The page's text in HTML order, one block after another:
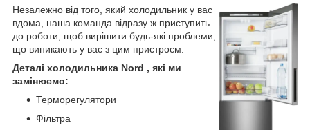
Незалежно від того, який холодильник у вас
вдома, наша команда відразу ж приступить
до роботи, щоб вирішити будь-які проблеми,
що виникають у вас з цим пристроєм.
Деталі холодильника Nord , які ми
замінюємо:
Терморегулятори
Фільтра